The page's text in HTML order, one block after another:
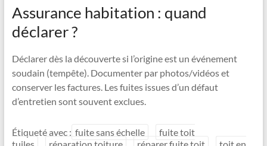
Assurance habitation : quand
déclarer ?
Déclarer dès la découverte si l’origine est un événement
soudain (tempête). Documenter par photos/vidéos et
conserver les factures. Les fuites issues d’un défaut
d’entretien sont souvent exclues.
Étiqueté avec : fuite sans échelle
fuite toit